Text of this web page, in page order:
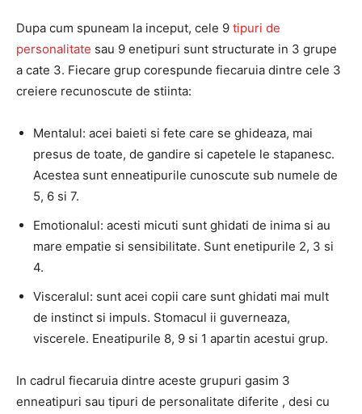
Dupa cum spuneam la inceput, cele 9 tipuri de
personalitate sau 9 enetipuri sunt structurate in 3 grupe
a cate 3. Fiecare grup corespunde fiecaruia dintre cele 3
creiere recunoscute de stiinta:
Mentalul: acei baieti si fete care se ghideaza, mai
presus de toate, de gandire si capetele le stapanesc.
Acestea sunt enneatipurile cunoscute sub numele de
5, 6 si 7.
Emotionalul: acesti micuti sunt ghidati de inima si au
mare empatie si sensibilitate. Sunt enetipurile 2, 3 si
4.
Visceralul: sunt acei copii care sunt ghidati mai mult
de instinct si impuls. Stomacul ii guverneaza,
viscerele. Eneatipurile 8, 9 si 1 apartin acestui grup.
In cadrul fiecaruia dintre aceste grupuri gasim 3
enneatipuri sau tipuri de personalitate diferite , desi cu